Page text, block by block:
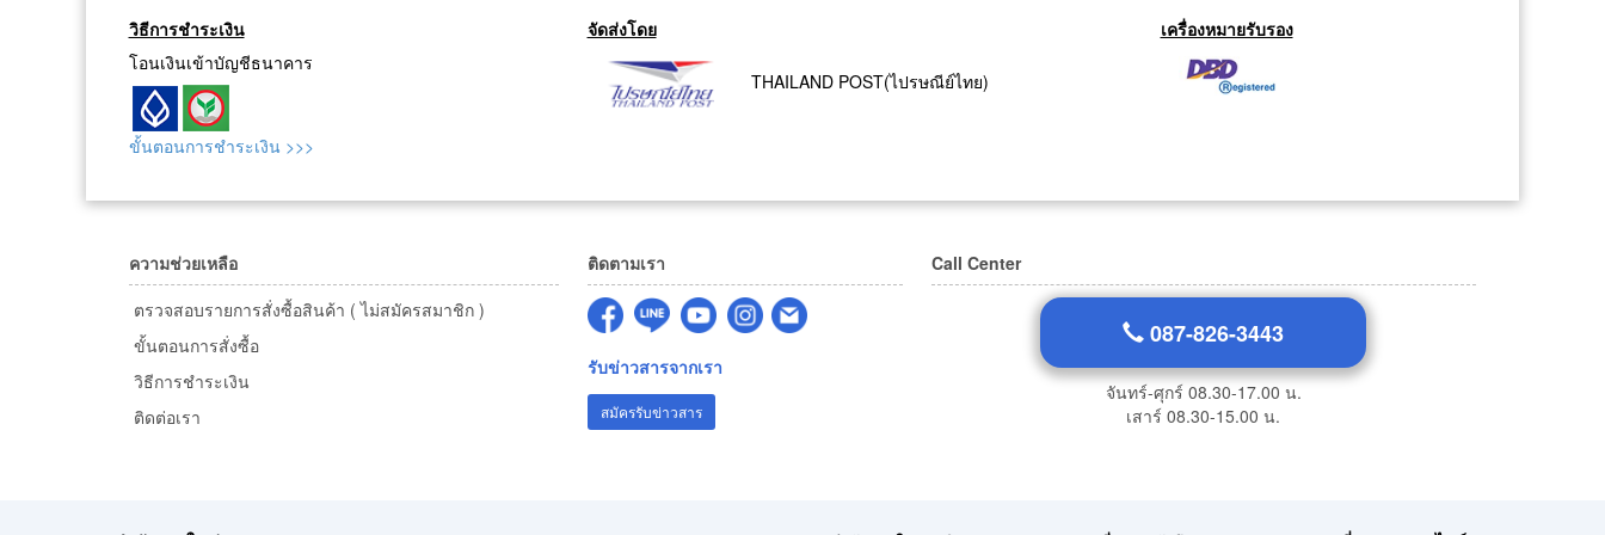
วิธีการชำระเงิน
โอนเงินเข้าบัญชีธนาคาร
ขั้นตอนการชำระเงิน >>>
จัดส่งโดย
THAILAND POST(ไปรษณีย์ไทย)
เครื่องหมายรับรอง
ความช่วยเหลือ
ตรวจสอบรายการสั่งซื้อสินค้า ( ไม่สมัครสมาชิก )
ขั้นตอนการสั่งซื้อ
วิธีการชำระเงิน
ติดต่อเรา
ติดตามเรา
รับข่าวสารจากเรา
สมัครรับข่าวสาร
Call Center
087-826-3443
จันทร์-ศุกร์ 08.30-17.00 น.
เสาร์ 08.30-15.00 น.